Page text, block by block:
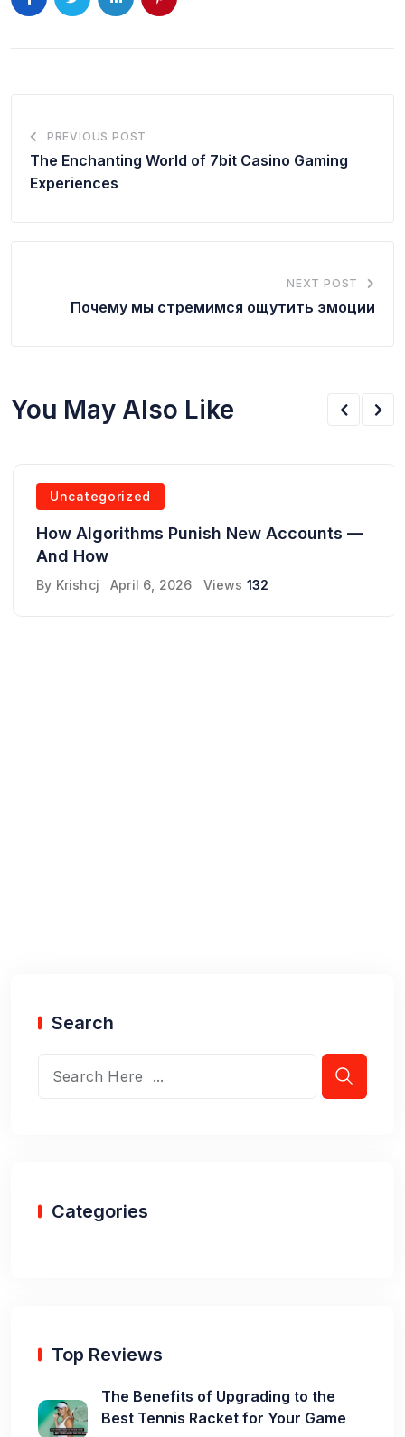
PREVIOUS POST
The Enchanting World of 7bit Casino Gaming
Experiences
NEXT POST
Почему мы стремимся ощутить эмоции
You May Also Like
Uncategorized
How Algorithms Punish New Accounts —
And How
By Krishcj April 6, 2026 Views 132
Search
Categories
Top Reviews
The Benefits of Upgrading to the
Best Tennis Racket for Your Game